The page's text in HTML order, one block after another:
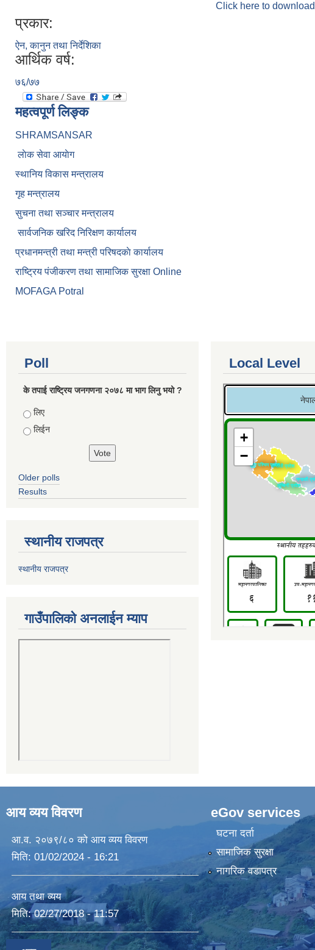
Click here to
प्रकार:
ऐन, कानुन तथा निर्देशिका
आर्थिक वर्ष:
७६/७७
महत्वपूर्ण लिङ्क
SHRAMSANSAR
लाेक सेवा आयाेग
स्थानिय विकास मन्त्रालय
गृह मन्त्रालय
सुचना तथा सञ्चार मन्त्रालय
सार्वजनिक खरिद निरिक्षण कार्यालय
प्रधानमन्त्री तथा मन्त्री परिषदकाे कार्यालय
राष्ट्रिय पंजीकरण तथा सामाजिक सुरक्षा Online
MOFAGA Potral
Poll
के तपाई राष्ट्रिय जनगणना २०७८ मा भाग लिनु भयो ?
Choices
लिए
लिईन
Older polls
Results
स्थानीय राजपत्र
स्थानीय राजपत्र
गाउँपालिको अनलाईन म्याप
Local Level
आय व्यय विवरण
आ.व. २०७९/८० को आय व्यय विवरण
मिति: 01/02/2024 - 16:21
आय तथा व्यय
मिति:02/27/2018 - 11:57
eGov services
घटना दर्ता
सामाजिक सुरक्षा
नागरिक वडापत्र